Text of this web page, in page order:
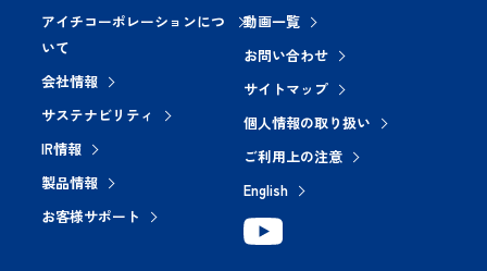
アイチコーポレーションにつ
いて
会社情報
サステナビリティ
IR情報
製品情報
お客様サポート
動画一覧
お問い合わせ
サイトマップ
個人情報の取り扱い
ご利用上の注意
English